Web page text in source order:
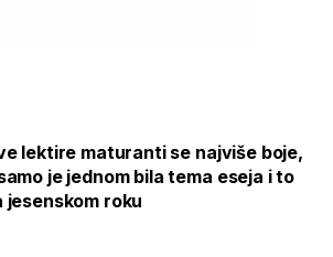
lektire maturanti se najviše boje,
je jednom bila tema eseja i to
jesenskom roku